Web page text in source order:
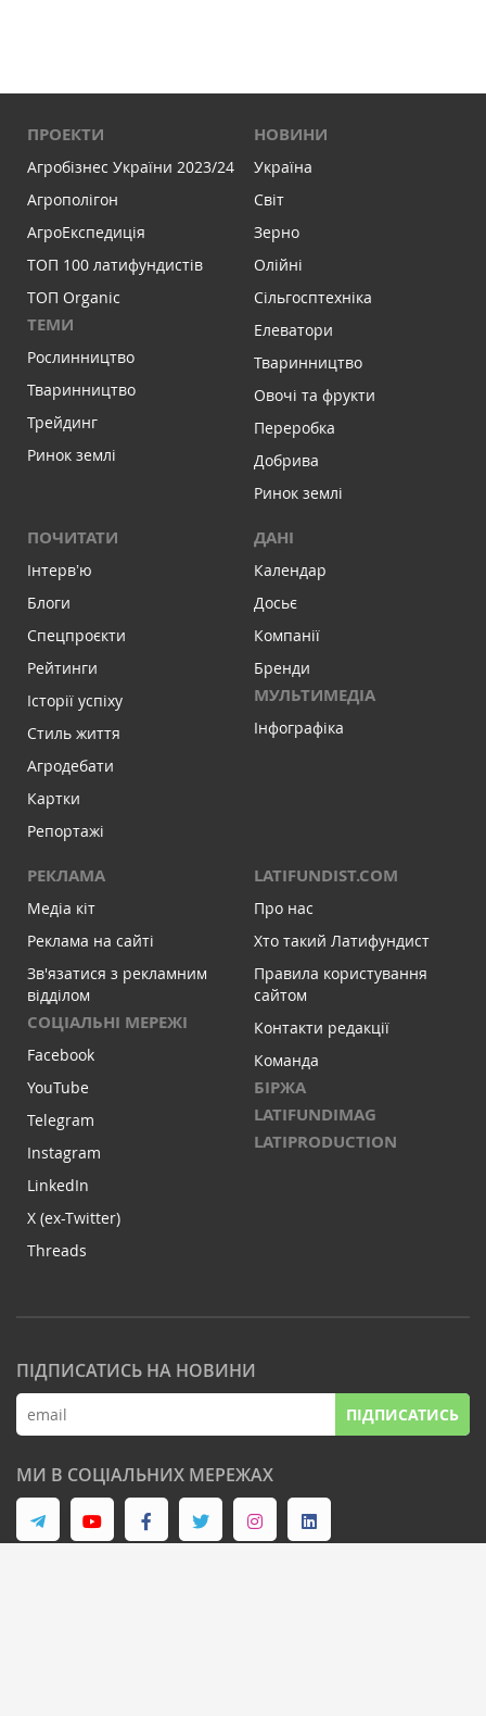
ПРОЕКТИ
Агробізнес України 2023/24
Агрополігон
АгроЕкспедиція
ТОП 100 латифундистів
ТОП Organic
ТЕМИ
Рослинництво
Тваринництво
Трейдинг
Ринок землі
НОВИНИ
Україна
Світ
Зерно
Олійні
Сільгосптехніка
Елеватори
Тваринництво
Овочі та фрукти
Переробка
Добрива
Ринок землі
ПОЧИТАТИ
Інтервʼю
Блоги
Спецпроєкти
Рейтинги
Історії успіху
Стиль життя
Агродебати
Картки
Репортажі
ДАНІ
Календар
Досьє
Компанії
Бренди
МУЛЬТИМЕДІА
Інфографіка
РЕКЛАМА
Медіа кіт
Реклама на сайті
Зв'язатися з рекламним
відділом
СОЦІАЛЬНІ МЕРЕЖІ
Facebook
YouTube
Telegram
Instagram
LinkedIn
X (ex-Twitter)
Threads
LATIFUNDIST.COM
Про нас
Хто такий Латифундист
Правила користування
сайтом
Контакти редакції
Команда
БІРЖА
LATIFUNDIMAG
LATIPRODUCTION
ПІДПИСАТИСЬ НА НОВИНИ
ПІДПИСАТИСЬ
МИ В СОЦІАЛЬНИХ МЕРЕЖАХ